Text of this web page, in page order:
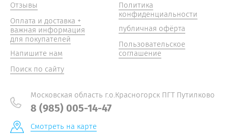
Отзывы
Оплата и доставка +
важная информация
для покупателей
Напишите нам
Поиск по сайту
Политика
конфиденциальности
публичная офёрта
Пользовательское
соглашение
Московская область г.о.Красногорск ПГТ Путилково
8 (985) 005-14-47
Смотреть на карте